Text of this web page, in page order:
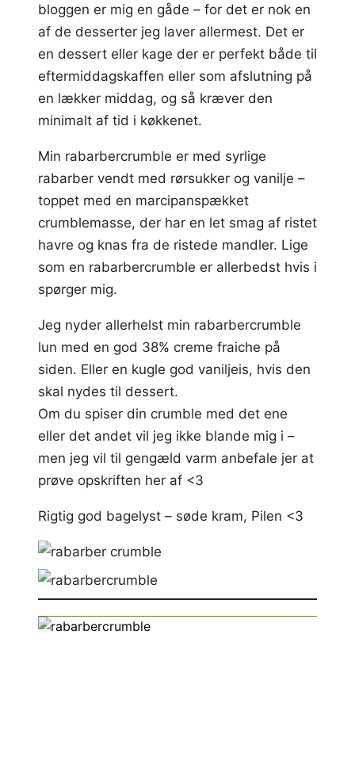
bloggen er mig en gåde – for det er nok en
af de desserter jeg laver allermest. Det er
en dessert eller kage der er perfekt både til
eftermiddagskaffen eller som afslutning på
en lækker middag, og så kræver den
minimalt af tid i køkkenet.
Min rabarbercrumble er med syrlige
rabarber vendt med rørsukker og vanilje –
toppet med en marcipanspækket
crumblemasse, der har en let smag af ristet
havre og knas fra de ristede mandler. Lige
som en rabarbercrumble er allerbedst hvis i
spørger mig.
Jeg nyder allerhelst min rabarbercrumble
lun med en god 38% creme fraiche på
siden. Eller en kugle god vaniljeis, hvis den
skal nydes til dessert.
Om du spiser din crumble med det ene
eller det andet vil jeg ikke blande mig i –
men jeg vil til gengæld varm anbefale jer at
prøve opskriften her af <3
Rigtig god bagelyst – søde kram, Pilen <3